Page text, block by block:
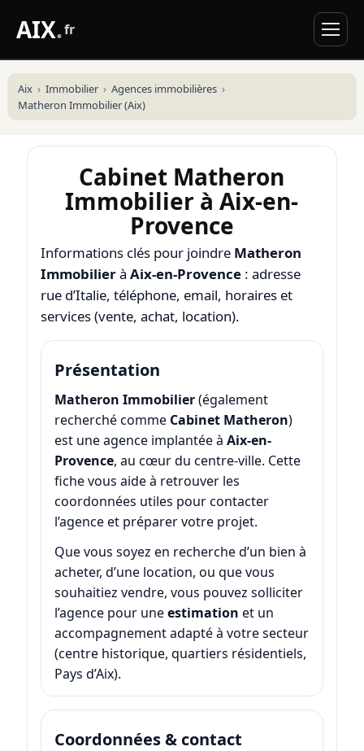
AIX.fr
Aix Immobilier
Agences immobilières
Matheron Immobilier (Aix)
Cabinet Matheron
Immobilier à Aix-en-
Provence
Informations clés pour joindre Matheron
Immobilierà Aix-en-Provence: adresse
rue d’Italie, téléphone, email, horaires et
services (vente, achat, location).
Présentation
Matheron Immobilier(également
recherché comme Cabinet Matheron)
est une agence implantée à Aix-en-
Provence, au cœur du centre-ville. Cette
fiche vous aide à retrouver les
coordonnées utiles pour contacter
l’agence et préparer votre projet.
Que vous soyez en recherche d’un bien à
acheter, d’une location, ou que vous
souhaitiez vendre, vous pouvez solliciter
l’agence pour uneestimation et un
accompagnement adapté à votre secteur
(centre historique, quartiers résidentiels,
Pays d’Aix).
Coordonnées & contact